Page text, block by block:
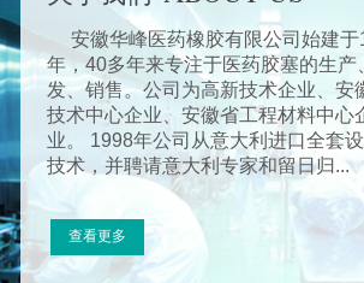
安徽华峰医药橡胶有限公司始建于
年，40多年来专注于医药胶塞的生产
发、销售。公司为高新技术企业、安
技术中心企业、安徽省工程材料中心
业。 1998年公司从意大利进口全套
技术，并聘请意大利专家和留日归...
查看更多